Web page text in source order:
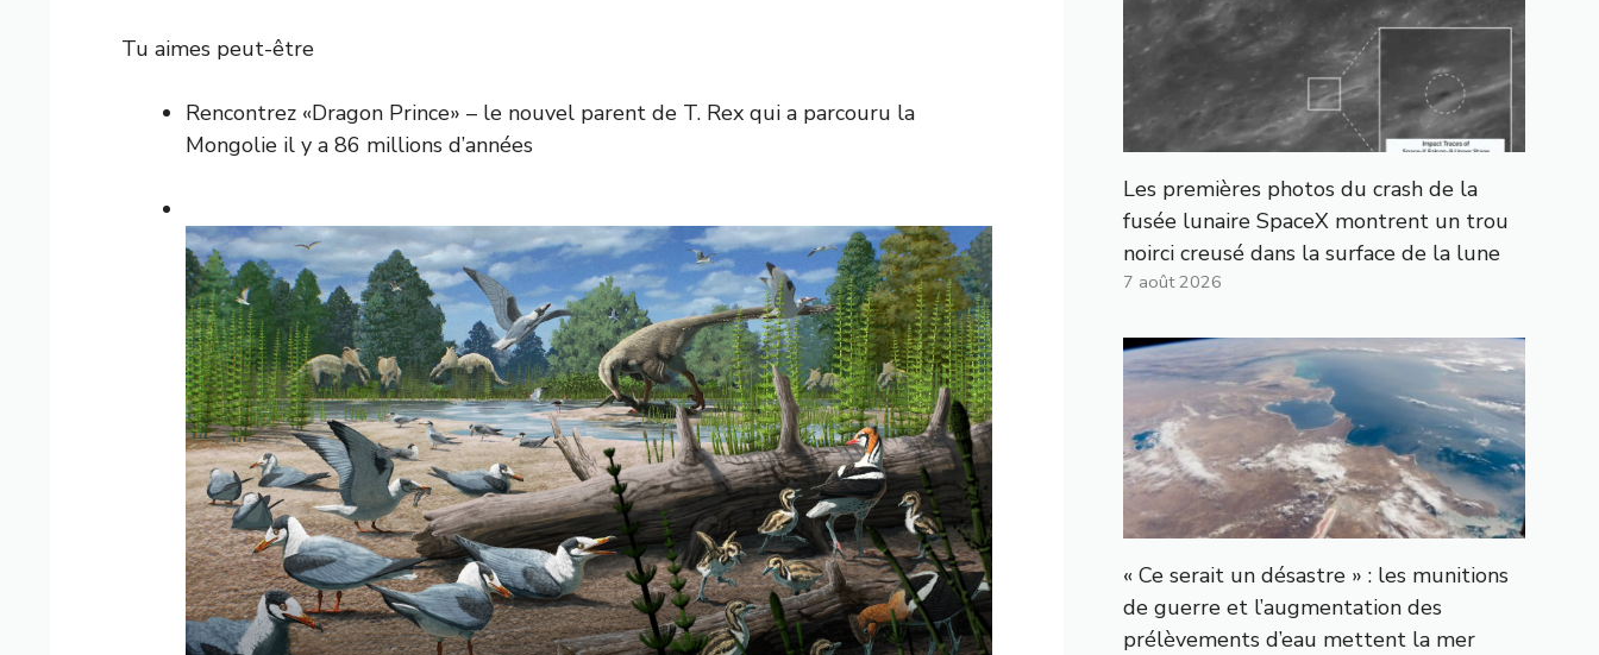
Tu aimes peut-être
Rencontrez «Dragon Prince» – le nouvel parent de T. Rex qui a parcouru la
Mongolie il y a 86 millions d’années
Les premières photos du crash de la
fusée lunaire SpaceX montrent un trou
noirci creusé dans la surface de la lune
7 août 2026
« Ce serait un désastre » : les munitions
de guerre et l’augmentation des
prélèvements d’eau mettent la mer